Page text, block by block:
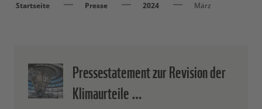
Startseite Presse 2024 März
Pressestatement zur Revision der
Klimaurteile …